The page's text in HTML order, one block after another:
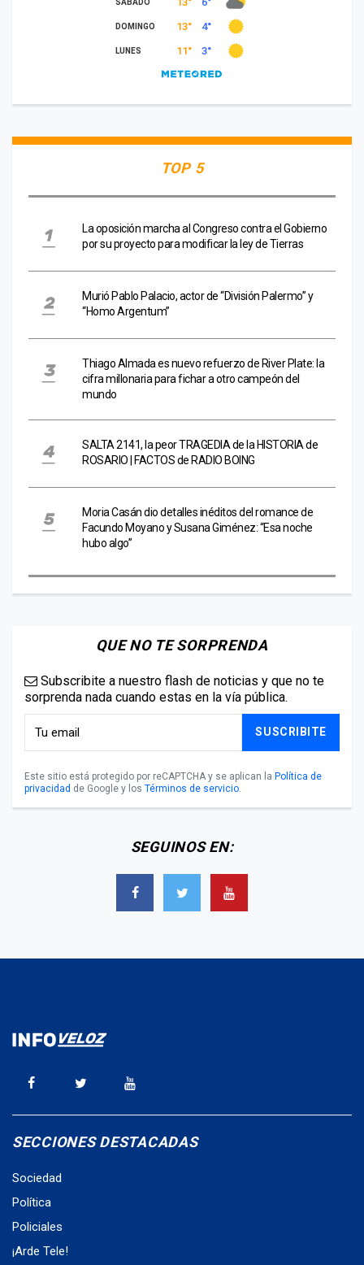
TOP 5
La oposición marcha al Congreso contra el Gobierno
por su proyecto para modificar la ley de Tierras
Murió Pablo Palacio, actor de “División Palermo” y
“Homo Argentum”
Thiago Almada es nuevo refuerzo de River Plate: la
cifra millonaria para fichar a otro campeón del
mundo
SALTA 2141, la peor TRAGEDIA de la HISTORIA de
ROSARIO | FACTOS de RADIO BOING
Moria Casán dio detalles inéditos del romance de
Facundo Moyano y Susana Giménez: “Esa noche
hubo algo”
QUE NO TE SORPRENDA
Subscribite a nuestro flash de noticias y que no te
sorprenda nada cuando estas en la vía pública.
SUSCRIBITE
Este sitio está protegido por reCAPTCHA y se aplican la Política de
privacidad de Google y los Términos de servicio.
SEGUINOS EN:
SECCIONES DESTACADAS
Sociedad
Política
Policiales
¡Arde Tele!